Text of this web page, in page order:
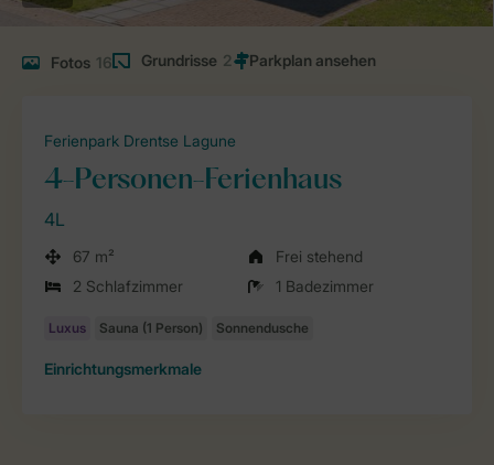
Fotos 16 Grundrisse 2
Ferienpark Drentse Lagune
4-Personen-Ferienhaus
4L
67 m²
Frei stehend
2 Schlafzimmer
1 Badezimmer
Einrichtungsmerkmale